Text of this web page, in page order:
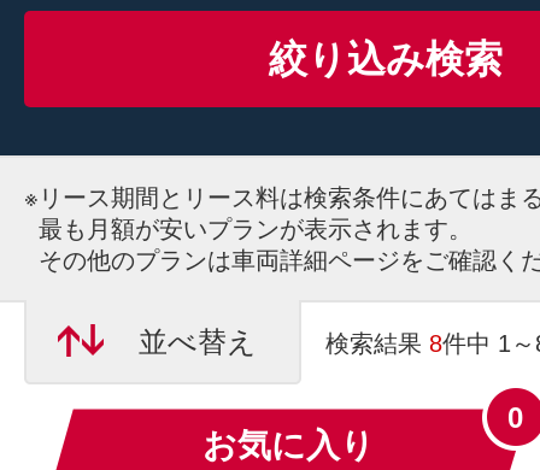
絞り込み検索
※ リース期間とリース料は検索条件にあてはま
最も月額が安いプランが表示されます。
その他のプランは車両詳細ページをご確認く
並べ替え 検索結果 8件中 1
お気に入り
0